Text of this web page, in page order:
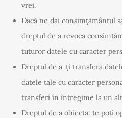
vrei.
Dacă ne dai consimțământul
dreptul de a revoca
tuturor datele cu caracter
Dreptul de a-ți transfera
datele tale cu caracter
transferi în întregime la un
Dreptul de a obiecta: te poți